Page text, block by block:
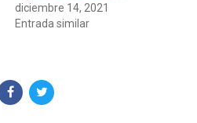
diciembre 14, 2021
Entrada similar